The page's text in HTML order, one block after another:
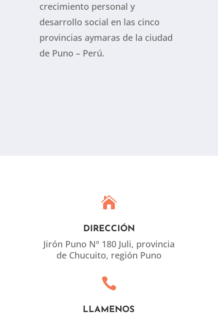
crecimiento personal y
desarrollo social en las cinco
provincias aymaras de la ciudad
de Puno – Perú.

DIRECCIÓN
Jirón Puno Nº 180 Juli, provincia
de Chucuito, región Puno

LLAMENOS